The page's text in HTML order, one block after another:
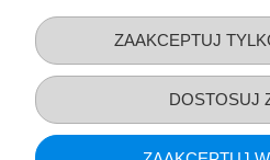
ZAAKCEPTUJ
DOSTOSUJ